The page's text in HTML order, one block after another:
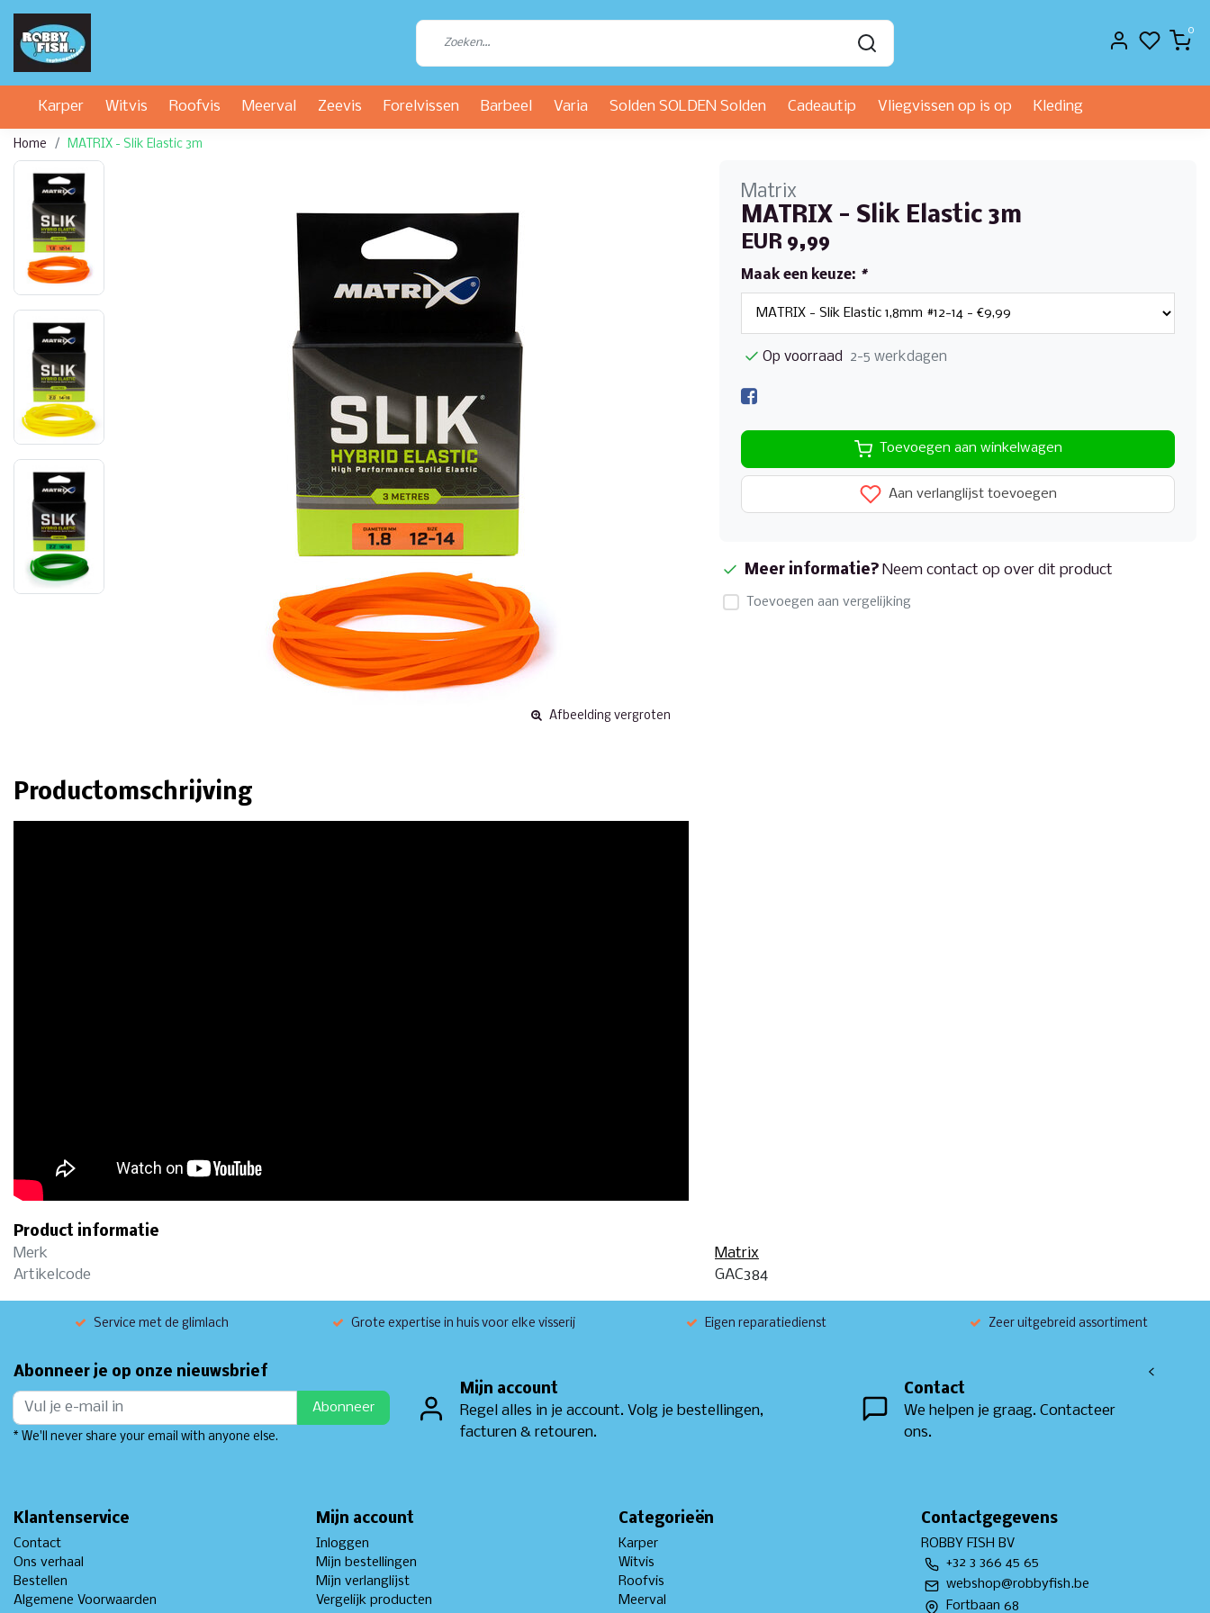
0
Karper Witvis Roofvis Meerval Zeevis Forelvissen Barbeel Varia Solden SOLDEN Solden Cadeautip Vliegvissen op is op Kleding
Home MATRIX - Slik Elastic 3m
Afbeelding vergroten
Matrix
MATRIX - Slik Elastic 3m
EUR 9,99
Maak een keuze: *
Op voorraad 2-5 werkdagen
Toevoegen aan winkelwagen
Aan verlanglijst toevoegen
Meer informatie? Neem contact op over dit product
Toevoegen aan vergelijking
Productomschrijving
Product informatie
Merk
Matrix
Artikelcode
GAC384
Service met de glimlach Grote expertise in huis voor elke visserij Eigen reparatiedienst Zeer uitgebreid assortiment
Abonneer je op onze nieuwsbrief
Abonneer
* We'll never share your email with anyone else.
Mijn account
Regel alles in je account. Volg je bestellingen,
facturen & retouren.
Contact
We helpen je graag. Contacteer
ons.
<
Klantenservice
Contact
Ons verhaal
Bestellen
Algemene Voorwaarden
Mijn account
Inloggen
Mijn bestellingen
Mijn verlanglijst
Vergelijk producten
Categorieën
Karper
Witvis
Roofvis
Meerval
Contactgegevens
ROBBY FISH BV
+32 3 366 45 65
webshop@robbyfish.be
Fortbaan 68